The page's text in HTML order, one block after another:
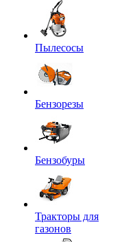
Пылесосы
Бензорезы
Бензобуры
Тракторы для
газонов